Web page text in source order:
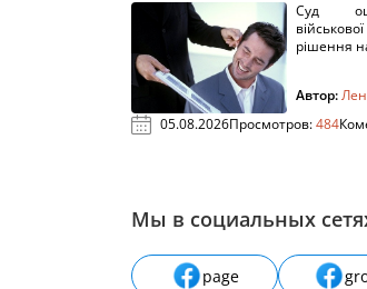
Суд
рішення
Автор:
05.08.2026Просмотров:484
Мы в социальных
page